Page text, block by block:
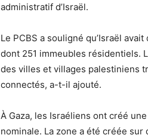
administratif d’Israël.
Le PCBS a souligné qu’Israël
dont 251 immeubles résidentiels.
des villes et villages palestiniens
connectés, a-t-il ajouté.
À Gaza, les Israéliens ont créé
nominale. La zone a été créée